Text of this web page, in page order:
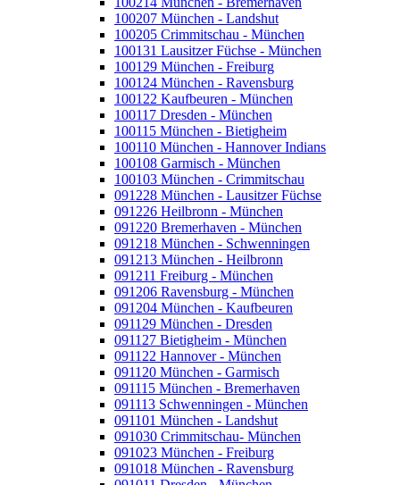
100207 München - Landshut
100205 Crimmitschau - München
100131 Lausitzer Füchse - München
100129 München - Freiburg
100124 München - Ravensburg
100122 Kaufbeuren - München
100117 Dresden - München
100115 München - Bietigheim
100110 München - Hannover Indians
100108 Garmisch - München
100103 München - Crimmitschau
091228 München - Lausitzer Füchse
091226 Heilbronn - München
091220 Bremerhaven - München
091218 München - Schwenningen
091213 München - Heilbronn
091211 Freiburg - München
091206 Ravensburg - München
091204 München - Kaufbeuren
091129 München - Dresden
091127 Bietigheim - München
091122 Hannover - München
091120 München - Garmisch
091115 München - Bremerhaven
091113 Schwenningen - München
091101 München - Landshut
091030 Crimmitschau- München
091023 München - Freiburg
091018 München - Ravensburg